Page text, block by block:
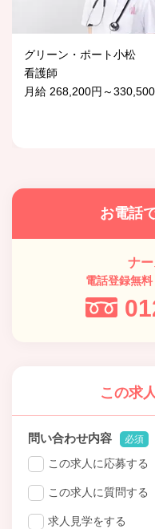
グリーン・ポート小松
看護師
月給 268,200円～
お電話
ナ
電話登録無
この求
問い合わせ内容 必須
この求人に応募する
この求人に質問する
求人見学をする